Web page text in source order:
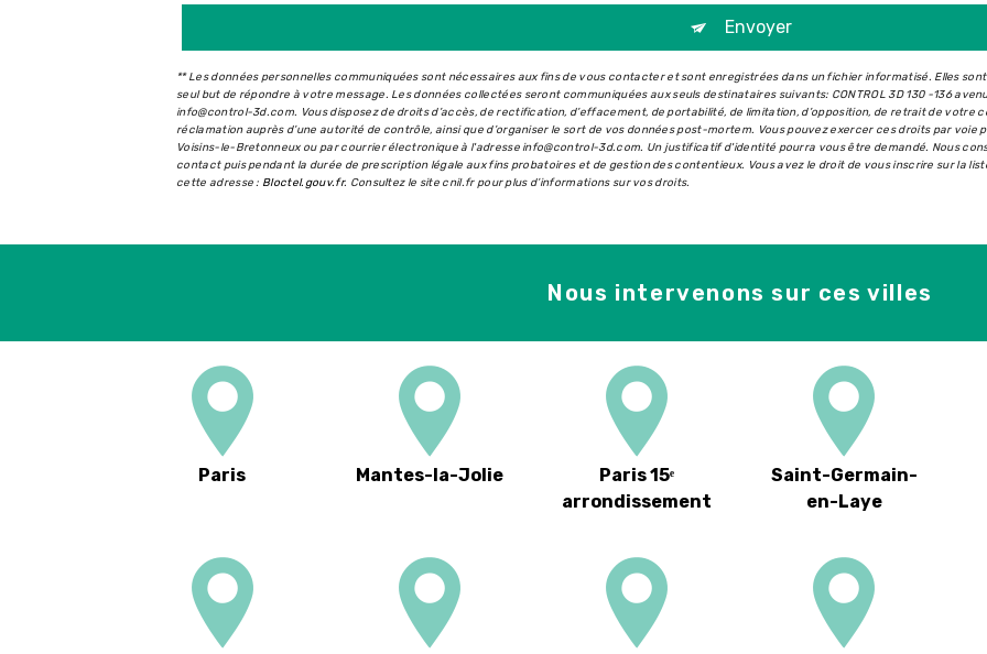
Envoyer
** Les données personnelles communiquées sont nécessaires aux fins de vous contacter et sont enregistrées dans un fichier informatisé. Elles
seul but de répondre à votre message. Les données collectées seront communiquées aux seuls destinataires suivants: CONTROL 3D 130 -136
info@control-3d.com. Vous disposez de droits d’accès, de rectification, d’effacement, de portabilité, de limitation, d’opposition, de retrait de votre
réclamation auprès d’une autorité de contrôle, ainsi que d’organiser le sort de vos données post-mortem. Vous pouvez exercer ces droits par voie
Voisins-le-Bretonneux ou par courrier électronique à l'adresse info@control-3d.com. Un justificatif d'identité pourra vous être demandé. Nous
contact puis pendant la durée de prescription légale aux fins probatoires et de gestion des contentieux. Vous avez le droit de vous inscrire sur la
cette adresse : Bloctel.gouv.fr. Consultez le site cnil.fr pour plus d’informations sur vos droits.
Nous intervenons sur ces villes
Paris Mantes-la-Jolie
Paris 15ᵉ
arrondissement
Saint-Germain-
en-Laye